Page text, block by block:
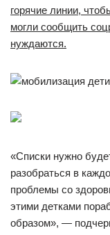
горячие линии,
могли сообщить
нуждаются.
«Списки нужно
разобраться в
проблемы со
этими детками
образом», —